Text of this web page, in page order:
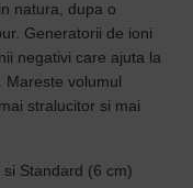
natura, dupa o
Generatorii de ioni
negativi care ajuta la
Mareste volumul
stralucitor si mai
Standard (6 cm)